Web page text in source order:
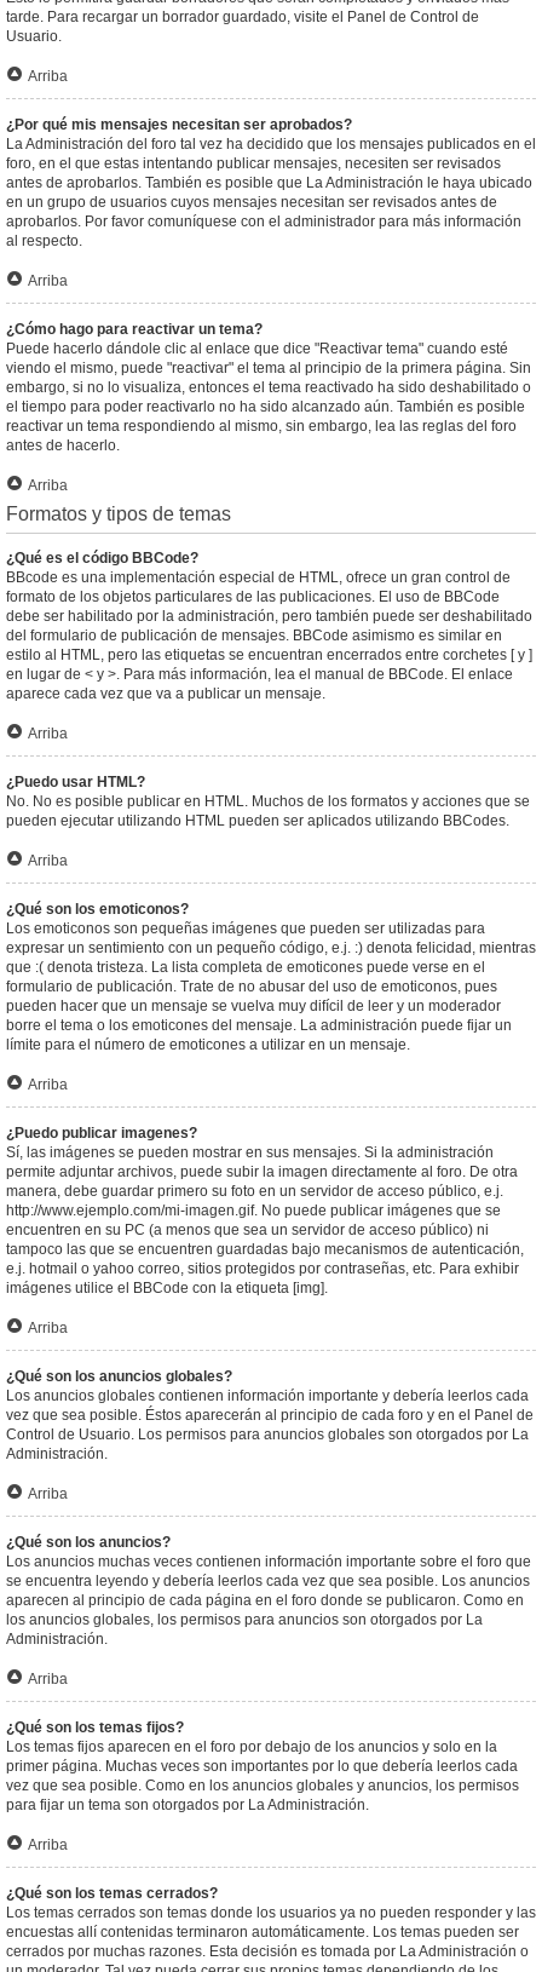
tarde. Para recargar un borrador guardado, visite el Panel de Control de
Usuario.
Arriba
¿Por qué mis mensajes necesitan ser aprobados?
La Administración del foro tal vez ha decidido que los mensajes publicados en el
foro, en el que estas intentando publicar mensajes, necesiten ser revisados
antes de aprobarlos. También es posible que La Administración le haya ubicado
en un grupo de usuarios cuyos mensajes necesitan ser revisados antes de
aprobarlos. Por favor comuníquese con el administrador para más información
al respecto.
Arriba
¿Cómo hago para reactivar un tema?
Puede hacerlo dándole clic al enlace que dice "Reactivar tema" cuando esté
viendo el mismo, puede "reactivar" el tema al principio de la primera página. Sin
embargo, si no lo visualiza, entonces el tema reactivado ha sido deshabilitado o
el tiempo para poder reactivarlo no ha sido alcanzado aún. También es posible
reactivar un tema respondiendo al mismo, sin embargo, lea las reglas del foro
antes de hacerlo.
Arriba
Formatos y tipos de temas
¿Qué es el código BBCode?
BBcode es una implementación especial de HTML, ofrece un gran control de
formato de los objetos particulares de las publicaciones. El uso de BBCode
debe ser habilitado por la administración, pero también puede ser deshabilitado
del formulario de publicación de mensajes. BBCode asimismo es similar en
estilo al HTML, pero las etiquetas se encuentran encerrados entre corchetes [ y ]
en lugar de < y >. Para más información, lea el manual de BBCode. El enlace
aparece cada vez que va a publicar un mensaje.
Arriba
¿Puedo usar HTML?
No. No es posible publicar en HTML. Muchos de los formatos y acciones que se
pueden ejecutar utilizando HTML pueden ser aplicados utilizando BBCodes.
Arriba
¿Qué son los emoticonos?
Los emoticonos son pequeñas imágenes que pueden ser utilizadas para
expresar un sentimiento con un pequeño código, e.j. :) denota felicidad, mientras
que :( denota tristeza. La lista completa de emoticones puede verse en el
formulario de publicación. Trate de no abusar del uso de emoticonos, pues
pueden hacer que un mensaje se vuelva muy difícil de leer y un moderador
borre el tema o los emoticones del mensaje. La administración puede fijar un
límite para el número de emoticones a utilizar en un mensaje.
Arriba
¿Puedo publicar imagenes?
Sí, las imágenes se pueden mostrar en sus mensajes. Si la administración
permite adjuntar archivos, puede subir la imagen directamente al foro. De otra
manera, debe guardar primero su foto en un servidor de acceso público, e.j.
http://www.ejemplo.com/mi-imagen.gif. No puede publicar imágenes que se
encuentren en su PC (a menos que sea un servidor de acceso público) ni
tampoco las que se encuentren guardadas bajo mecanismos de autenticación,
e.j. hotmail o yahoo correo, sitios protegidos por contraseñas, etc. Para exhibir
imágenes utilice el BBCode con la etiqueta [img].
Arriba
¿Qué son los anuncios globales?
Los anuncios globales contienen información importante y debería leerlos cada
vez que sea posible. Éstos aparecerán al principio de cada foro y en el Panel de
Control de Usuario. Los permisos para anuncios globales son otorgados por La
Administración.
Arriba
¿Qué son los anuncios?
Los anuncios muchas veces contienen información importante sobre el foro que
se encuentra leyendo y debería leerlos cada vez que sea posible. Los anuncios
aparecen al principio de cada página en el foro donde se publicaron. Como en
los anuncios globales, los permisos para anuncios son otorgados por La
Administración.
Arriba
¿Qué son los temas fijos?
Los temas fijos aparecen en el foro por debajo de los anuncios y solo en la
primer página. Muchas veces son importantes por lo que debería leerlos cada
vez que sea posible. Como en los anuncios globales y anuncios, los permisos
para fijar un tema son otorgados por La Administración.
Arriba
¿Qué son los temas cerrados?
Los temas cerrados son temas donde los usuarios ya no pueden responder y las
encuestas allí contenidas terminaron automáticamente. Los temas pueden ser
cerrados por muchas razones. Esta decisión es tomada por La Administración o